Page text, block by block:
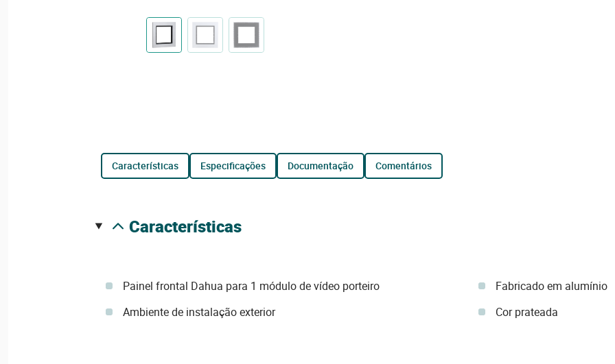
características especificações documentação comentários
características
Painel frontal Dahua para 1 módulo de vídeo porteiro
Ambiente de instalação exterior
Fabricado em alumínio
Cor prateada